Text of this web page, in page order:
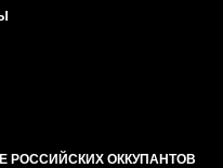
РОССИЙСКИХ ОККУПАНТОВ